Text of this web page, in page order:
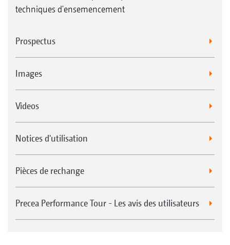
techniques d'ensemencement
Prospectus
Images
Videos
Notices d'utilisation
Pièces de rechange
Precea Performance Tour - Les avis des utilisateurs